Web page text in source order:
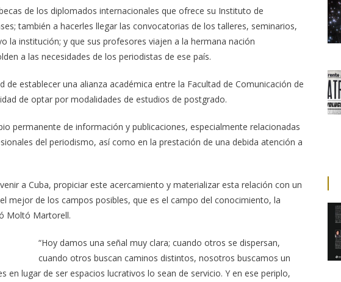
de los diplomados internacionales que ofrece su Instituto de
también a hacerles llegar las convocatorias de los talleres, seminarios,
la institución; y que sus profesores viajen a la hermana nación
a las necesidades de los periodistas de ese país.
de establecer una alianza académica entre la Facultad de Comunicación de
de optar por modalidades de estudios de postgrado.
permanente de información y publicaciones, especialmente relacionadas
del periodismo, así como en la prestación de una debida atención a
a Cuba, propiciar este acercamiento y materializar esta relación con un
mejor de los campos posibles, que es el campo del conocimiento, la
Moltó Martorell.
“Hoy damos una señal muy clara; cuando otros se dispersan,
cuando otros buscan caminos distintos, nosotros buscamos un
en lugar de ser espacios lucrativos lo sean de servicio. Y en ese periplo,